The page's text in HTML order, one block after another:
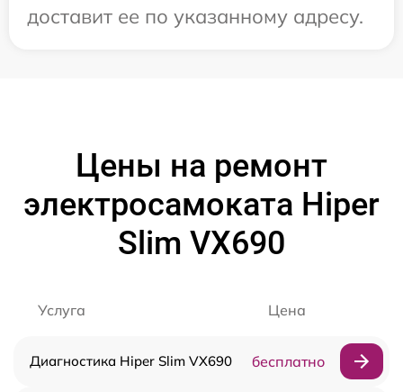
доставит ее по указанному адресу.
Цены на ремонт
электросамоката Hiper
Slim VX690
Услуга Цена
Диагностика Hiper Slim VX690 бесплатно